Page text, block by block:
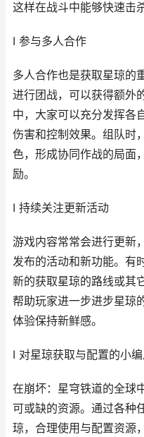
这样在战斗中能够快速击
I 参与多人合作
多人合作也是获取星琼的
进行团战，可以获得额外
中，大家可以充分发挥各
伤害和控制效果。组队时
色，形成协同作战的局面
励。
I 持续关注更新活动
游戏内容常常会进行更新
发布的活动和新功能。有
新的获取星琼的路线或其
帮助玩家进一步进步星琼
体验保持新鲜感。
I 对星琼获取与配置的小
在崩坏：星穹铁道的全球
可或缺的资源。通过各种
琼，合理使用与配置资源